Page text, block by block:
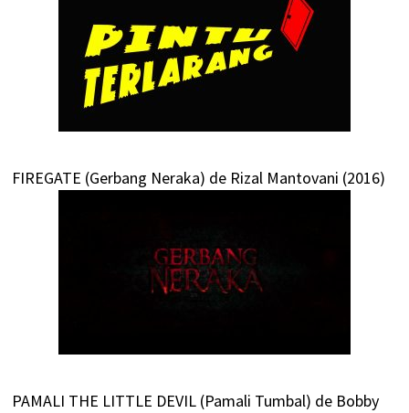
FIREGATE (Gerbang Neraka) de Rizal Mantovani (2016)
PAMALI THE LITTLE DEVIL (Pamali Tumbal) de Bobby